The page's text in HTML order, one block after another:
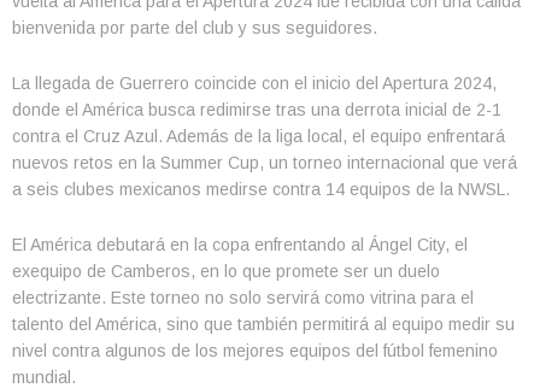
bienvenida por parte del club y sus seguidores.
La llegada de Guerrero coincide con el inicio del Apertura 2024,
donde el América busca redimirse tras una derrota inicial de 2-1
contra el Cruz Azul. Además de la liga local, el equipo enfrentará
nuevos retos en la Summer Cup, un torneo internacional que verá
a seis clubes mexicanos medirse contra 14 equipos de la NWSL.
El América debutará en la copa enfrentando al Ángel City, el
exequipo de Camberos, en lo que promete ser un duelo
electrizante. Este torneo no solo servirá como vitrina para el
talento del América, sino que también permitirá al equipo medir su
nivel contra algunos de los mejores equipos del fútbol femenino
mundial.